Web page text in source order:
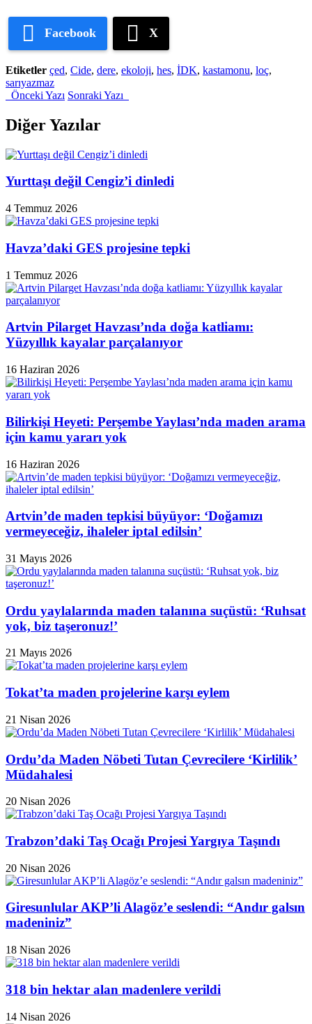
Facebook X
Etiketler çed, Cide, dere, ekoloji, hes, İDK, kastamonu, loç,
sarıyazmaz
Önceki Yazı Sonraki Yazı
Diğer Yazılar
Yurttaşı değil Cengiz’i dinledi
4 Temmuz 2026
Havza’daki GES projesine tepki
1 Temmuz 2026
Artvin Pilarget Havzası’nda doğa katliamı:
Yüzyıllık kayalar parçalanıyor
16 Haziran 2026
Bilirkişi Heyeti: Perşembe Yaylası’nda maden arama
için kamu yararı yok
16 Haziran 2026
Artvin’de maden tepkisi büyüyor: ‘Doğamızı
vermeyeceğiz, ihaleler iptal edilsin’
31 Mayıs 2026
Ordu yaylalarında maden talanına suçüstü: ‘Ruhsat
yok, biz taşeronuz!’
21 Mayıs 2026
Tokat’ta maden projelerine karşı eylem
21 Nisan 2026
Ordu’da Maden Nöbeti Tutan Çevrecilere ‘Kirlilik’
Müdahalesi
20 Nisan 2026
Trabzon’daki Taş Ocağı Projesi Yargıya Taşındı
20 Nisan 2026
Giresunlular AKP’li Alagöz’e seslendi: “Andır galsın
madeniniz”
18 Nisan 2026
318 bin hektar alan madenlere verildi
14 Nisan 2026